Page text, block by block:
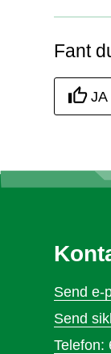
Fant
JA
Send e-
Send
Telefon: